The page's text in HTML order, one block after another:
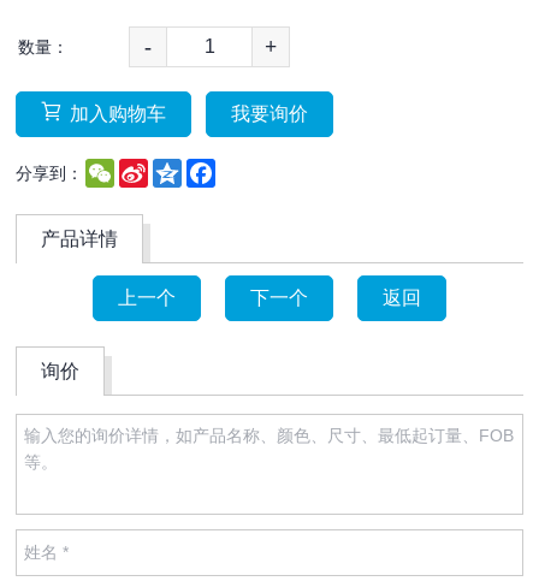
数量： - +
加入购物车 我要询价
分享到： WeChat
Sina
Weibo
Qzone
产品详情
上一个 下一个 返回
询价